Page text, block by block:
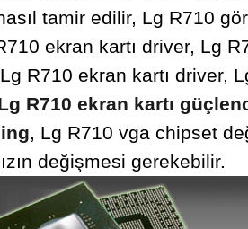
tamir edilir, Lg R710
ekran kartı driver, Lg
R710 ekran kartı driver,
R710 ekran kartı
, Lg R710 vga chipset
değişmesi gerekebilir.